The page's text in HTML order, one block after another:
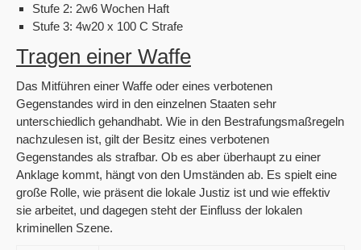
Stufe 2: 2w6 Wochen Haft
Stufe 3: 4w20 x 100 C Strafe
Tragen einer Waffe
Das Mitführen einer Waffe oder eines verbotenen
Gegenstandes wird in den einzelnen Staaten sehr
unterschiedlich gehandhabt. Wie in den Bestrafungsmaßregeln
nachzulesen ist, gilt der Besitz eines verbotenen
Gegenstandes als strafbar. Ob es aber überhaupt zu einer
Anklage kommt, hängt von den Umständen ab. Es spielt eine
große Rolle, wie präsent die lokale Justiz ist und wie effektiv
sie arbeitet, und dagegen steht der Einfluss der lokalen
kriminellen Szene.